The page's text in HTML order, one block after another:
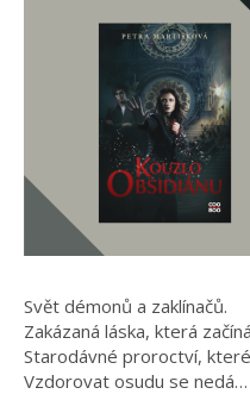
Svět démonů a zaklínačů.
Zakázaná láska, která
Starodávné proroctví,
Vzdorovat osudu se nedá…